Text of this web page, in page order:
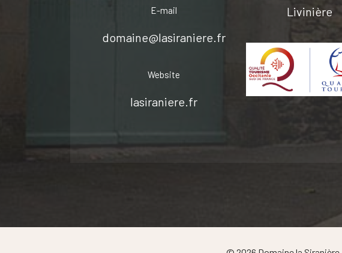
E-mail
domaine@lasiraniere.fr
Website
lasiraniere.fr
Livinière